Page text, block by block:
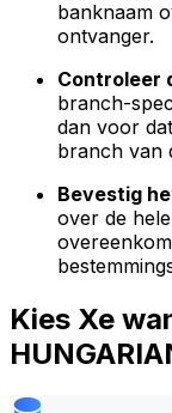
banknaam
ontvanger.
Controleer
branch-
dan voor
branch van
Bevestig
over de
Kies Xe